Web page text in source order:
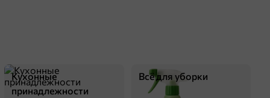
Кухонные
принадлежности
Всё для уборки